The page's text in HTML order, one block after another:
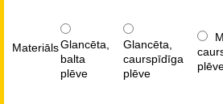
MateriālsGlancēta,
balta
plēve
Glancēta,
caurspīdīga
plēve